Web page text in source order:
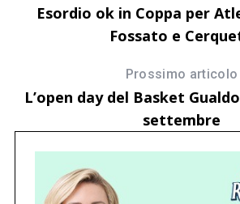
Esordio ok in Coppa per
Fossato e
Prossimo articolo
L’open day del Basket
settembre